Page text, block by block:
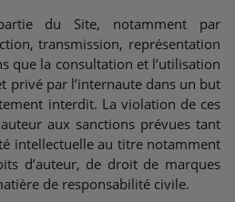
du Site, notamment par
transmission, représentation
que la consultation et l’utilisation
privé par l’internaute dans un but
interdit. La violation de ces
aux sanctions prévues tant
intellectuelle au titre notamment
d’auteur, de droit de marques
de responsabilité civile.